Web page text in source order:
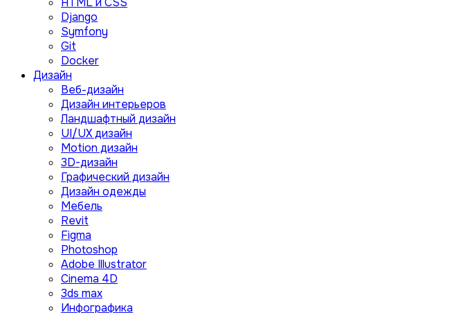
Django
Symfony
Git
Docker
Дизайн
Веб-дизайн
Дизайн интерьеров
Ландшафтный дизайн
UI/UX дизайн
Motion дизайн
3D-дизайн
Графический дизайн
Дизайн одежды
Мебель
Revit
Figma
Photoshop
Adobe Illustrator
Сinema 4D
3ds max
Инфографика